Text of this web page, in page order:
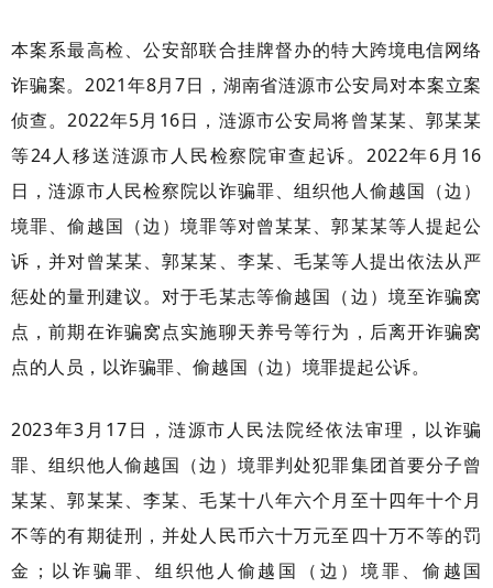
本案系最高检、公安部联合挂牌督办的特大跨境电信网络
诈骗案。2021年8月7日，湖南省涟源市公安局对本案立案
侦查。2022年5月16日，涟源市公安局将曾某某、郭某某
等24人移送涟源市人民检察院审查起诉。2022年6月16
日，涟源市人民检察院以诈骗罪、组织他人偷越国（边）
境罪、偷越国（边）境罪等对曾某某、郭某某等人提起公
诉，并对曾某某、郭某某、李某、毛某等人提出依法从严
惩处的量刑建议。对于毛某志等偷越国（边）境至诈骗窝
点，前期在诈骗窝点实施聊天养号等行为，后离开诈骗窝
点的人员，以诈骗罪、偷越国（边）境罪提起公诉。
2023年3月17日，涟源市人民法院经依法审理，以诈骗
罪、组织他人偷越国（边）境罪判处犯罪集团首要分子曾
某某、郭某某、李某、毛某十八年六个月至十四年十个月
不等的有期徒刑，并处人民币六十万元至四十万不等的罚
金；以诈骗罪、组织他人偷越国（边）境罪、偷越国